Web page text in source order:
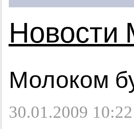
Новости
Молоком
30.01.2009 10:22